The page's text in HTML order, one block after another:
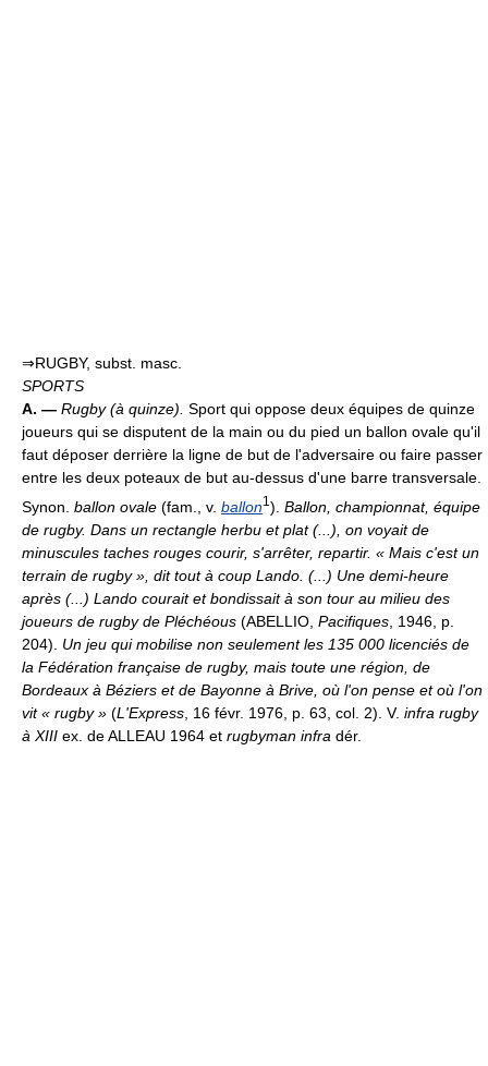
⇒RUGBY, subst. masc.
SPORTS
A. — Rugby (à quinze). Sport qui oppose deux équipes de quinze
joueurs qui se disputent de la main ou du pied un ballon ovale qu'il
faut déposer derrière la ligne de but de l'adversaire ou faire passer
entre les deux poteaux de but au-dessus d'une barre transversale.
Synon. ballon ovale (fam., v. ballon1 ). Ballon, championnat, équipe
de rugby. Dans un rectangle herbu et plat (...), on voyait de
minuscules taches rouges courir, s'arrêter, repartir. « Mais c'est un
terrain de rugby », dit tout à coup Lando. (...) Une demi-heure
après (...) Lando courait et bondissait à son tour au milieu des
joueurs de rugby de Pléchéous (ABELLIO, Pacifiques , 1946, p.
204). Un jeu qui mobilise non seulement les 135 000 licenciés de
la Fédération française de rugby, mais toute une région, de
Bordeaux à Béziers et de Bayonne à Brive, où l'on pense et où l'on
vit « rugby » (L'Express , 16 févr. 1976, p. 63, col. 2). V. infra rugby
à XIII ex. de ALLEAU 1964 et rugbyman infra dér.